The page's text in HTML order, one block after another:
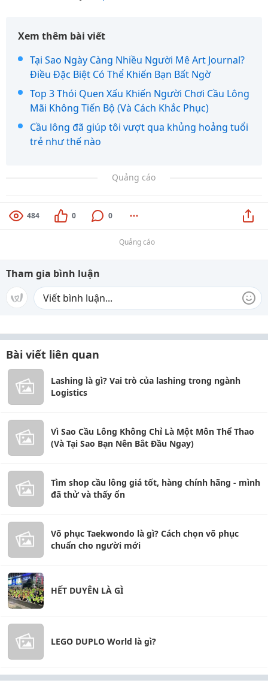
Xem thêm bài viết
Tại Sao Ngày Càng Nhiều Người Mê Art Journal?
Điều Đặc Biệt Có Thể Khiến Bạn Bất Ngờ
Top 3 Thói Quen Xấu Khiến Người Chơi Cầu Lông
Mãi Không Tiến Bộ (Và Cách Khắc Phục)
Cầu lông đã giúp tôi vượt qua khủng hoảng tuổi
trẻ như thế nào
Quảng cáo
484 0 0
Quảng cáo
Tham gia bình luận
Bài viết liên quan
Lashing là gì? Vai trò của lashing trong ngành
Logistics
Vì Sao Cầu Lông Không Chỉ Là Một Môn Thể Thao
(Và Tại Sao Bạn Nên Bắt Đầu Ngay)
Tìm shop cầu lông giá tốt, hàng chính hãng - mình
đã thử và thấy ổn
Võ phục Taekwondo là gì? Cách chọn võ phục
chuẩn cho người mới
HẾT DUYÊN LÀ GÌ
LEGO DUPLO World là gì?